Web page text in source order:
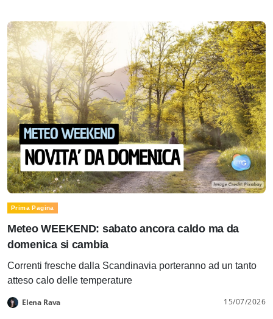
Prima Pagina
Meteo WEEKEND: sabato ancora caldo ma da
domenica si cambia
Correnti fresche dalla Scandinavia porteranno ad un tanto
atteso calo delle temperature
Elena Rava 15/07/2026